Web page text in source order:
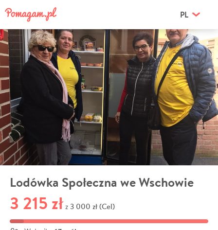
PL
Lodówka Społeczna we Wschowie
3 215 zł z 3 000 zł (Cel)